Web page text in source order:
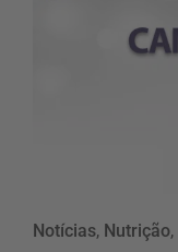
Notícias, Nutrição,